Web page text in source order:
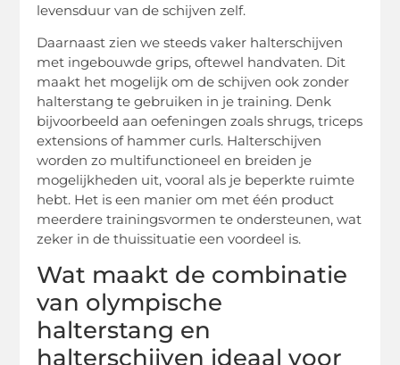
levensduur van de schijven zelf.
Daarnaast zien we steeds vaker halterschijven
met ingebouwde grips, oftewel handvaten. Dit
maakt het mogelijk om de schijven ook zonder
halterstang te gebruiken in je training. Denk
bijvoorbeeld aan oefeningen zoals shrugs, triceps
extensions of hammer curls. Halterschijven
worden zo multifunctioneel en breiden je
mogelijkheden uit, vooral als je beperkte ruimte
hebt. Het is een manier om met één product
meerdere trainingsvormen te ondersteunen, wat
zeker in de thuissituatie een voordeel is.
Wat maakt de combinatie
van olympische
halterstang en
halterschijven ideaal voor